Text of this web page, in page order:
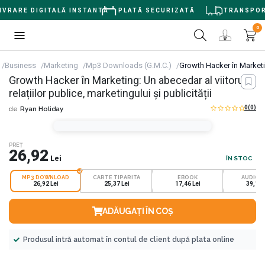
DIGITALĂ INSTANTĂ PLATĂ SECURIZATĂ
0
Business Marketing Mp3 Downloads (G.M.C.) Growth Hacker în
Growth Hacker în Marketing: Un abecedar al viitorului
relațiilor publice, marketingului și publicității
de Ryan Holiday 0(0)
PREȚ
26,92 Lei ÎN STOC
MP3 DOWNLOAD
26,92 Lei
CARTE TIPARITA
25,37 Lei
EBOOK
17,46 Lei 39,11
ADĂUGAȚI ÎN COȘ
Produsul intră automat în contul de client după plata online